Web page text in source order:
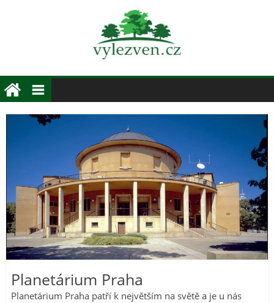
Planetárium Praha
Planetárium Praha patří k největším na světě a je u nás